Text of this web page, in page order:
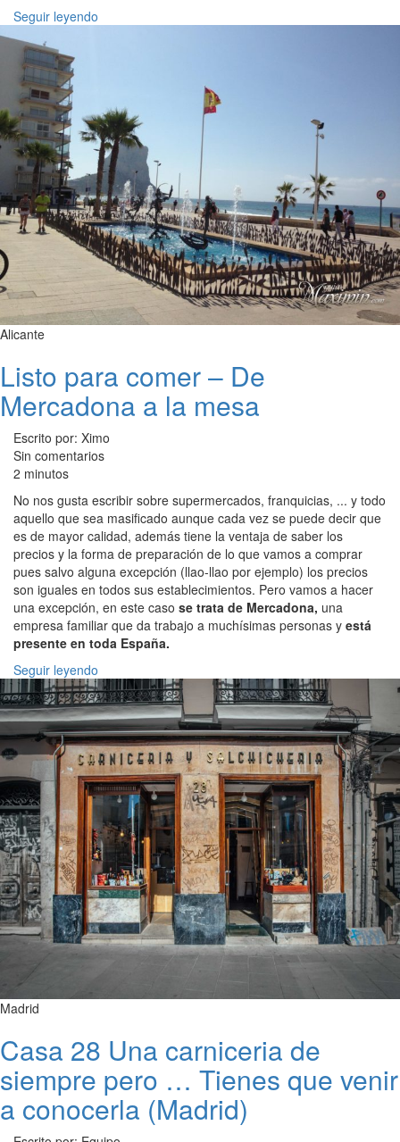
Seguir leyendo
Alicante
Listo para comer – De
Mercadona a la mesa
Escrito por: Ximo
Sin comentarios
2 minutos
No nos gusta escribir sobre supermercados, franquicias, ... y todo
aquello que sea masificado aunque cada vez se puede decir que
es de mayor calidad, además tiene la ventaja de saber los
precios y la forma de preparación de lo que vamos a comprar
pues salvo alguna excepción (llao-llao por ejemplo) los precios
son iguales en todos sus establecimientos. Pero vamos a hacer
una excepción, en este caso se trata de Mercadona, una
empresa familiar que da trabajo a muchísimas personas y está
presente en toda España.
Seguir leyendo
Madrid
Casa 28 Una carniceria de
siempre pero … Tienes que venir
a conocerla (Madrid)